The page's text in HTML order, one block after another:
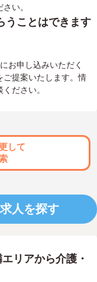
い。
うことはできます
にお申し込みいただく
ご提案いたします。情
ださい。
して
人を探す
リアから介護・